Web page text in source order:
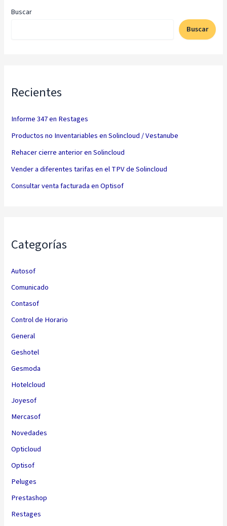
Buscar
Buscar
Recientes
Informe 347 en Restages
Productos no Inventariables en Solincloud / Vestanube
Rehacer cierre anterior en Solincloud
Vender a diferentes tarifas en el TPV de Solincloud
Consultar venta facturada en Optisof
Categorías
Autosof
Comunicado
Contasof
Control de Horario
General
Geshotel
Gesmoda
Hotelcloud
Joyesof
Mercasof
Novedades
Opticloud
Optisof
Peluges
Prestashop
Restages